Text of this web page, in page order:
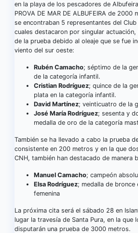
en la playa de los pescadores de
PROVA DE MAR DE ALBUFEIRA de
se encontraban 5 representantes del
cuales destacaron por singular
de la prueba debido al oleaje que se fue
viento del sur oeste:
Rubén Camacho; séptimo de la
de la categoría infantil.
Cristian Rodríguez; quince de la
plata en la categoría infantil.
David Martínez; veinticuatro de la
José María Rodríguez; sesenta y
medalla de oro de la categoría
También se ha llevado a cabo la prueba
consistente en 200 metros y en la que
CNH, también han destacado de manera
Manuel Camacho; campeón
Elsa Rodríguez; medalla de bronce
femenina
La próxima cita será el sábado 28 en
lugar la travesía de Santa Pura, en la que
disputarán una prueba de 3000 metros.